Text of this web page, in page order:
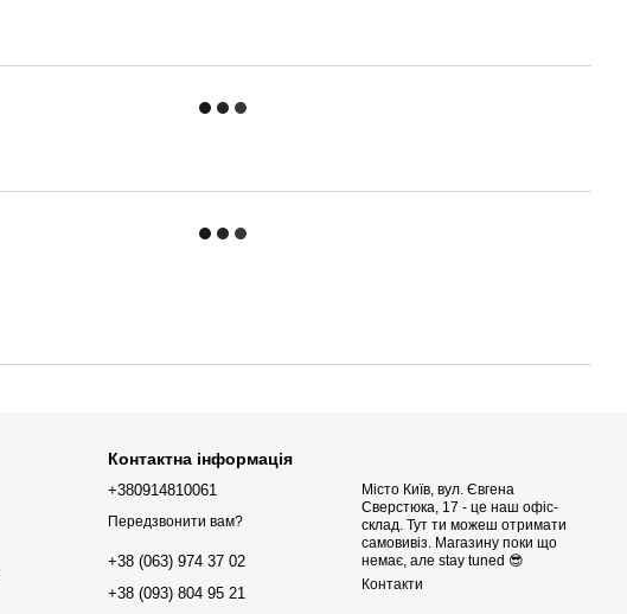
Контактна інформація
+380914810061
Передзвонити вам?
+38 (063) 974 37 02
+38 (093) 804 95 21
Місто Київ, вул. Євгена
Сверстюка, 17 - це наш офіс-
склад. Тут ти можеш отримати
самовивіз. Магазину поки що
немає, але stay tuned 😎
Контакти